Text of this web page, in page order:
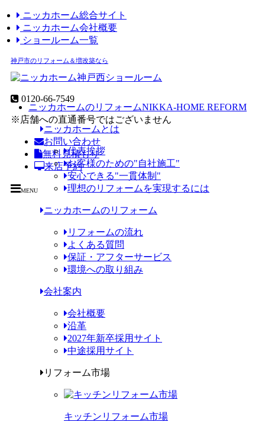
ニッカホーム総合サイト
ニッカホーム会社概要
ショールーム一覧
神戸市のリフォーム＆増改築なら
0120-66-7549
※店舗への直通番号ではございません
お問い合わせ
無料見積もり
来店予約
MENU
ニッカホームのリフォームNIKKA-HOME REFORM
ニッカホームとは
代表挨拶
お客様のための"自社施工"
安心できる"一貫体制"
理想のリフォームを実現するには
ニッカホームのリフォーム
リフォームの流れ
よくある質問
保証・アフターサービス
環境への取り組み
会社案内
会社概要
沿革
2027年新卒採用サイト
中途採用サイト
リフォーム市場
キッチンリフォーム市場